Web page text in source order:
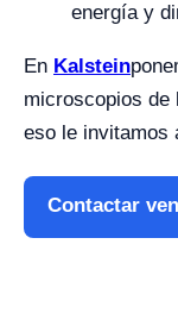
energía y
En Kalstein
microscopios de
eso le invitamos
Contactar